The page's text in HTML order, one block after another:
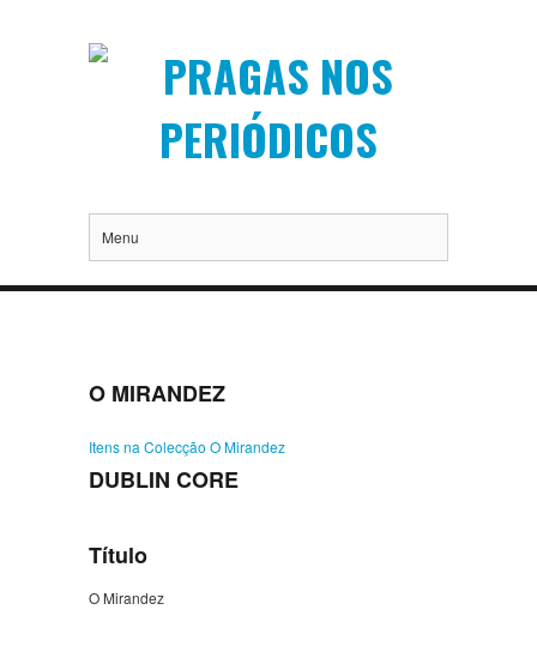
Menu
O MIRANDEZ
Itens na Colecção O Mirandez
DUBLIN CORE
Título
O Mirandez